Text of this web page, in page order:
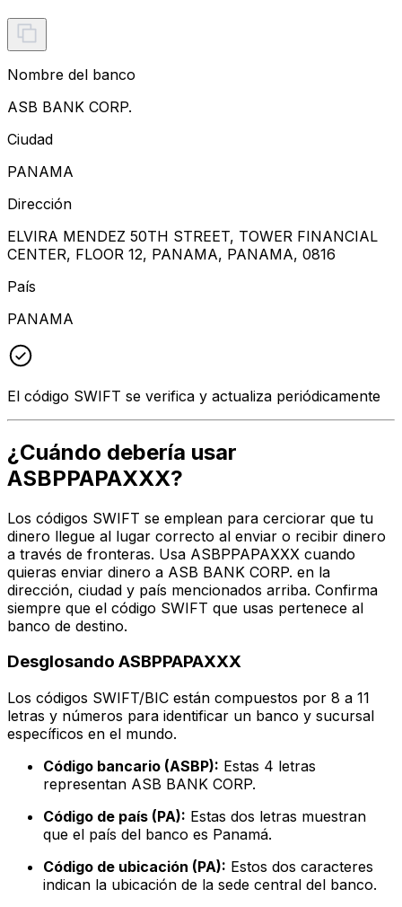
Nombre del banco
ASB BANK CORP.
Ciudad
PANAMA
Dirección
ELVIRA MENDEZ 50TH STREET, TOWER FINANCIAL
CENTER, FLOOR 12, PANAMA, PANAMA, 0816
País
PANAMA
El código SWIFT se verifica y actualiza periódicamente
¿Cuándo debería usar
ASBPPAPAXXX?
Los códigos SWIFT se emplean para cerciorar que tu
dinero llegue al lugar correcto al enviar o recibir dinero
a través de fronteras. Usa ASBPPAPAXXX cuando
quieras enviar dinero a ASB BANK CORP. en la
dirección, ciudad y país mencionados arriba. Confirma
siempre que el código SWIFT que usas pertenece al
banco de destino.
Desglosando ASBPPAPAXXX
Los códigos SWIFT/BIC están compuestos por 8 a 11
letras y números para identificar un banco y sucursal
específicos en el mundo.
Código bancario (ASBP): Estas 4 letras
representan ASB BANK CORP.
Código de país (PA): Estas dos letras muestran
que el país del banco es Panamá.
Código de ubicación (PA): Estos dos caracteres
indican la ubicación de la sede central del banco.